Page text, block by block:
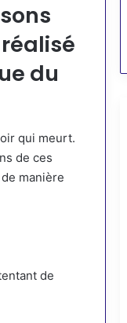
du
qui meurt.
de ces
manière
de